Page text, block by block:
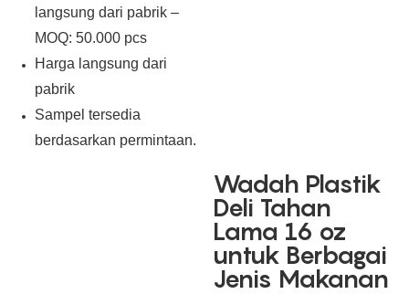
langsung dari pabrik –
MOQ: 50.000 pcs
Harga langsung dari
pabrik
Sampel tersedia
berdasarkan permintaan.
Wadah Plastik
Deli Tahan
Lama 16 oz
untuk Berbagai
Jenis Makanan